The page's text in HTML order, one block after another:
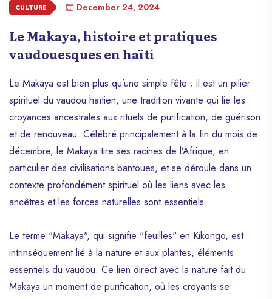
CULTURE December 24, 2024
Le Makaya, histoire et pratiques
vaudouesques en haïti
Le Makaya est bien plus qu’une simple fête ; il est un pilier
spirituel du vaudou haïtien, une tradition vivante qui lie les
croyances ancestrales aux rituels de purification, de guérison
et de renouveau. Célébré principalement à la fin du mois de
décembre, le Makaya tire ses racines de l’Afrique, en
particulier des civilisations bantoues, et se déroule dans un
contexte profondément spirituel où les liens avec les
ancêtres et les forces naturelles sont essentiels.
Le terme "Makaya", qui signifie "feuilles" en Kikongo, est
intrinsèquement lié à la nature et aux plantes, éléments
essentiels du vaudou. Ce lien direct avec la nature fait du
Makaya un moment de purification, où les croyants se